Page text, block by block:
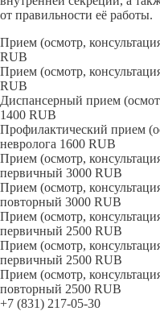
от правильности её работы.
Прием (осмотр,
RUB
Прием (осмотр,
RUB
Диспансерный прием
1400 RUB
Профилактический прием
невролога 1600 RUB
Прием (осмотр,
первичный 3000 RUB
Прием (осмотр,
повторный 3000 RUB
Прием (осмотр,
первичный 2500 RUB
Прием (осмотр,
первичный 2500 RUB
Прием (осмотр,
повторный 2500 RUB
+7 (831) 217-05-30